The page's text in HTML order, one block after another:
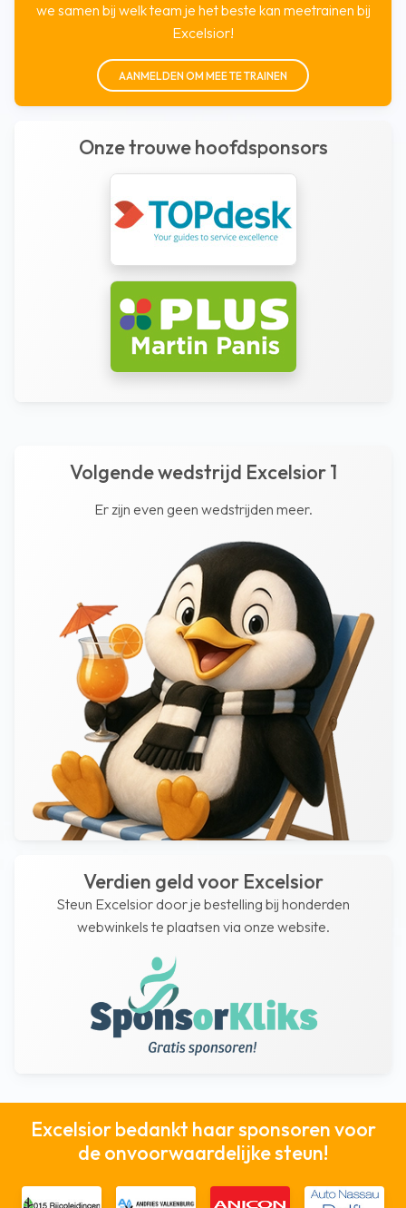
we samen bij welk team je het beste kan meetrainen bij
Excelsior!
AANMELDEN OM MEE TE TRAINEN
Onze trouwe hoofdsponsors
Volgende wedstrijd Excelsior 1
Er zijn even geen wedstrijden meer.
Verdien geld voor Excelsior
Steun Excelsior door je bestelling bij honderden
webwinkels te plaatsen via onze website.
Excelsior bedankt haar sponsoren voor
de onvoorwaardelijke steun!